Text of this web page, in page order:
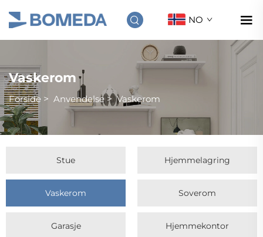
NO
Vaskerom
Forside > Anvendelse>Vaskerom
Stue Hjemmelagring
Vaskerom Soverom
Garasje Hjemmekontor